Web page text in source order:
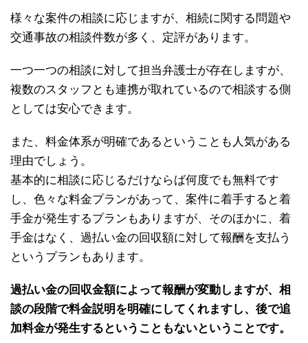
様々な案件の相談に応じますが、相続に関する問題や
交通事故の相談件数が多く、定評があります。
一つ一つの相談に対して担当弁護士が存在しますが、
複数のスタッフとも連携が取れているので相談する側
としては安心できます。
また、料金体系が明確であるということも人気がある
理由でしょう。
基本的に相談に応じるだけならば何度でも無料です
し、色々な料金プランがあって、案件に着手すると着
手金が発生するプランもありますが、そのほかに、着
手金はなく、過払い金の回収額に対して報酬を支払う
というプランもあります。
過払い金の回収金額によって報酬が変動しますが、相
談の段階で料金説明を明確にしてくれますし、後で追
加料金が発生するということもないということです。